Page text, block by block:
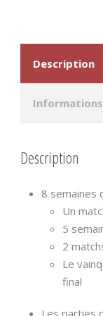
(EA)
Description
Description
8 semaines
Un
5
2
Le
final